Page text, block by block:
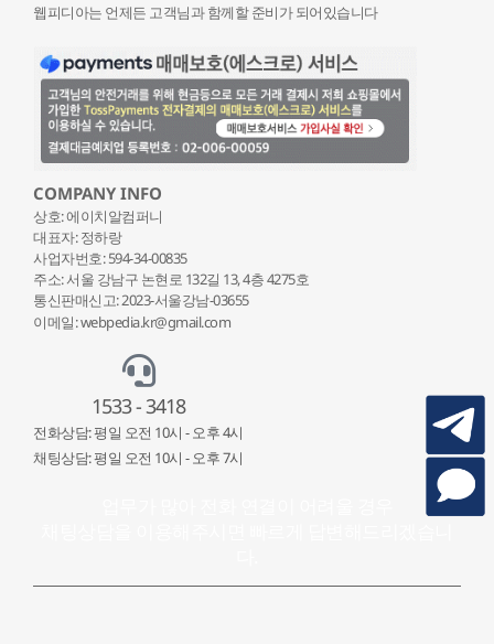
웹피디아는 언제든 고객님과 함께할 준비가 되어있습니다
COMPANY INFO
상호: 에이치알컴퍼니
대표자: 정하랑
사업자번호: 594-34-00835
주소: 서울 강남구 논현로 132길 13, 4층 4275호
통신판매신고: 2023-서울강남-03655
이메일: webpedia.kr@gmail.com
1533 - 3418
전화상담: 평일 오전 10시 - 오후 4시
채팅상담: 평일 오전 10시 - 오후 7시